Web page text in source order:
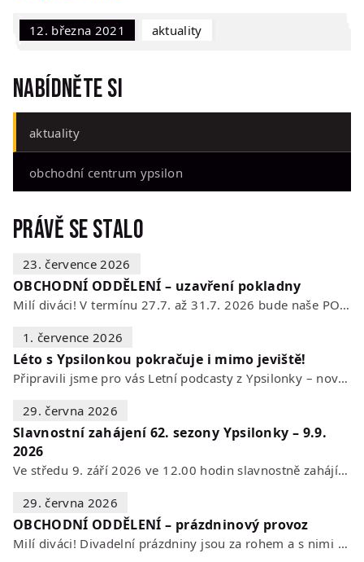
12. března 2021 Aktuality
Nabídněte si
aktuality
obchodní centrum ypsilon
Právě se stalo
23. července 2026
OBCHODNÍ ODDĚLENÍ – uzavření pokladny
Milí diváci! V termínu 27.7. až 31.7. 2026 bude naše POKLADNA z technických…
1. července 2026
Léto s Ypsilonkou pokračuje i mimo jeviště!
Připravili jsme pro vás Letní podcasty z Ypsilonky – novou sérii rozhovorů s…
29. června 2026
Slavnostní zahájení 62. sezony Ypsilonky – 9.9.
2026
Ve středu 9. září 2026 ve 12.00 hodin slavnostně zahájíme novou divadelní…
29. června 2026
OBCHODNÍ ODDĚLENÍ – prázdninový provoz
Milí diváci! Divadelní prázdniny jsou za rohem a s nimi se mění i otevírací…